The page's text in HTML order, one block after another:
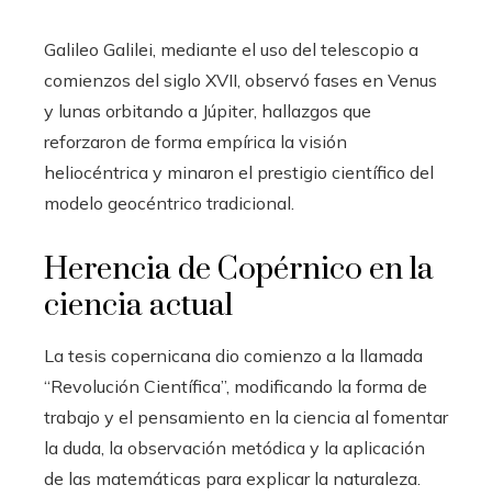
Galileo Galilei, mediante el uso del telescopio a
comienzos del siglo XVII, observó fases en Venus
y lunas orbitando a Júpiter, hallazgos que
reforzaron de forma empírica la visión
heliocéntrica y minaron el prestigio científico del
modelo geocéntrico tradicional.
Herencia de Copérnico en la
ciencia actual
La tesis copernicana dio comienzo a la llamada
“Revolución Científica”, modificando la forma de
trabajo y el pensamiento en la ciencia al fomentar
la duda, la observación metódica y la aplicación
de las matemáticas para explicar la naturaleza.